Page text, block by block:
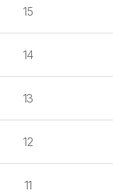
15
14
13
12
11